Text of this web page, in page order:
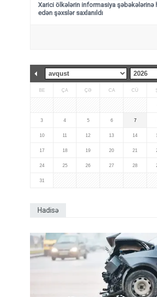
Xarici ölkələrin informasiya şəbəkələrinə
edən şəxslər saxlanıldı
BE ÇA ÇƏ CA CÜ
3 4 5 6 7
10 11 12 13 14
17 18 19 20 21
24 25 26 27 28
31
Hadisə